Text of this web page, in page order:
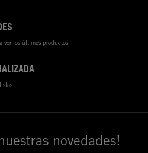
ver los últimos productos
novedades!